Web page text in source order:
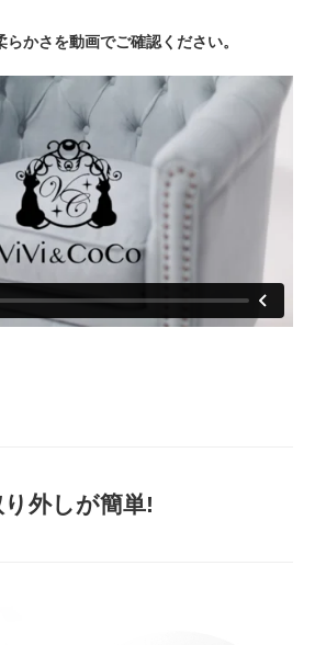
らかさを動画でご確認ください。
外しが簡単!